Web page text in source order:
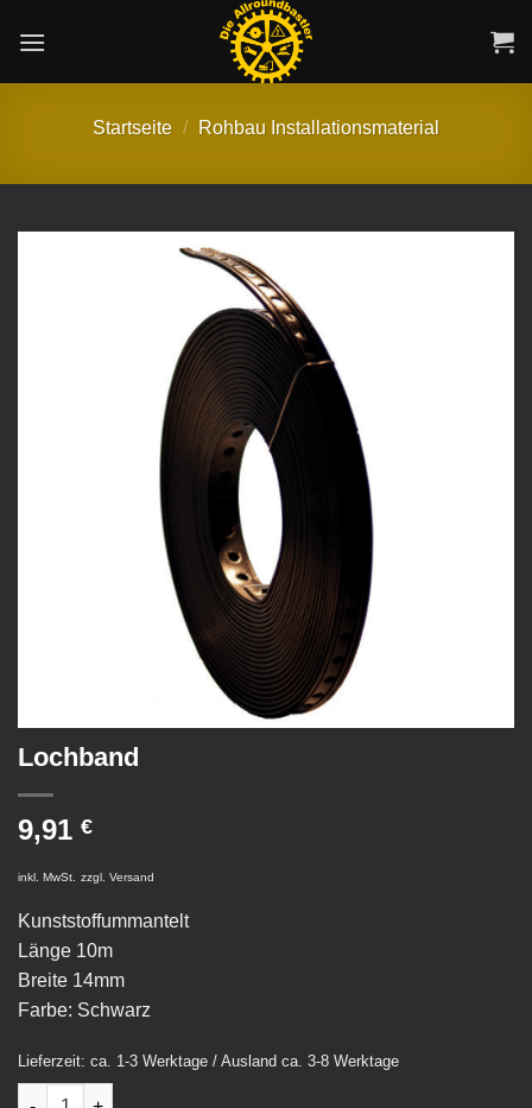
Inhalt
Startseite / Rohbau Installationsmaterial
Lochband
9,91 €
inkl. MwSt. zzgl. Versand
Kunststoffummantelt
Länge 10m
Breite 14mm
Farbe: Schwarz
Lieferzeit: ca. 1-3 Werktage / Ausland ca. 3-8 Werktage
Lochband Menge